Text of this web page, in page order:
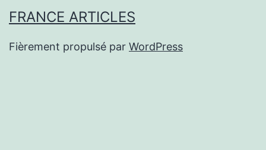
FRANCE ARTICLES
Fièrement propulsé par WordPress